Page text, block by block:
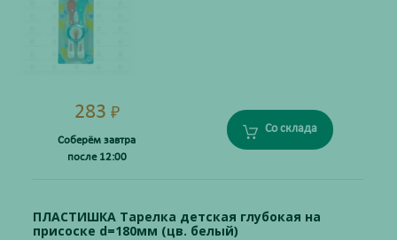
283 ₽
Соберём завтра
после 12:00
Со склада
ПЛАСТИШКА Тарелка детская глубокая на
присоске d=180мм (цв. белый)